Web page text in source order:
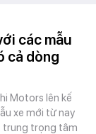
các mẫu
cả dòng
Motors lên kế
xe mới từ nay
trung trọng tâm